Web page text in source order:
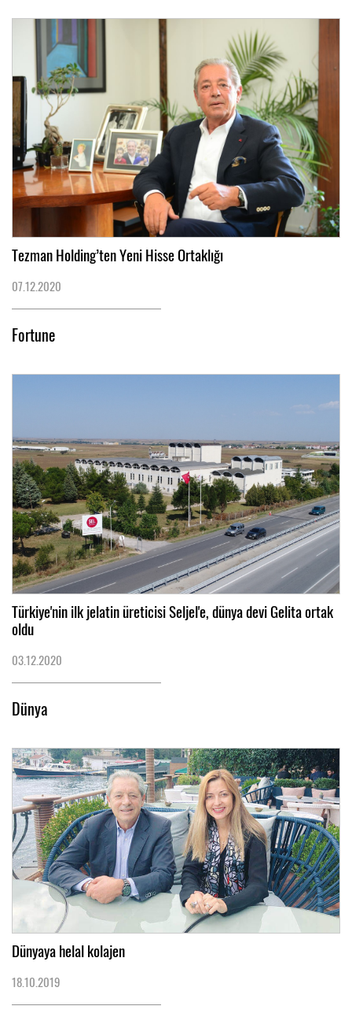
Tezman Holding’ten Yeni Hisse Ortaklığı
07.12.2020
Fortune
Türkiye'nin ilk jelatin üreticisi Seljel'e, dünya devi Gelita ortak
oldu
03.12.2020
Dünya
Dünyaya helal kolajen
18.10.2019